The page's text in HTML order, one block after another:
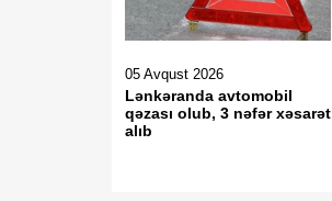
05 Avqust 2026
Lənkəranda avtomobil
qəzası olub, 3 nəfər xəsarət
alıb